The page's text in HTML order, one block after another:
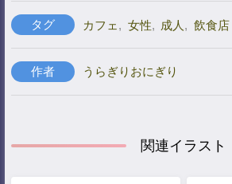
タグ カフェ , 女性, 成人 , 飲食店
作者 うらぎりおにぎり
関連イラスト